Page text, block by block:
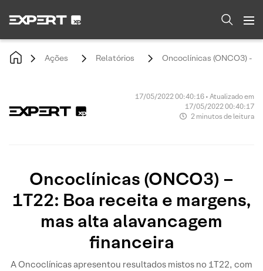
Ações Relatórios Oncoclínicas (ONCO3) -
17/05/2022 00:40:16 • Atualizado em
17/05/2022 00:40:17
2 minutos de leitura
Oncoclínicas (ONCO3) –
1T22: Boa receita e margens,
mas alta alavancagem
financeira
A Oncoclínicas apresentou resultados mistos no 1T22, com